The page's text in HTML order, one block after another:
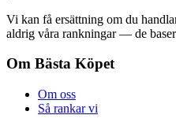
Vi kan få ersättning om du
aldrig våra rankningar — de
Om Bästa Köpet
Om oss
Så rankar vi